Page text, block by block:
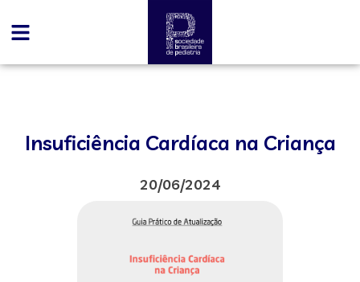
Insuficiência Cardíaca na Criança
20/06/2024